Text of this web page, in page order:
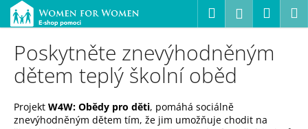
Přejít
obsah
Hledat Přihlášení
Poskytněte znevýhodněným
dětem teplý školní oběd
Projekt W4W: Obědy pro děti, pomáhá sociálně
znevýhodněným dětem tím, že jim umožňuje chodit na
o
C
p